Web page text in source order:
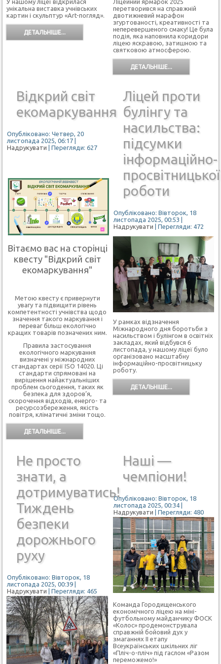
унікальна виставка учнівських
картин і скульптур «Art-погляд».
ДЕТАЛЬНІШЕ...
перетворився на справжній
двотижневий марафон
згуртованості, креативності та
неперевершеного смаку! Це була
подія, яка наповнила коридори
ліцею яскравою, затишною та
святковою атмосферою.
ДЕТАЛЬНІШЕ...
Відкрий світ
екомаркування
Опубліковано: Четвер, 20
листопада 2025, 06:17 |
Надрукувати | Перегляди: 627
Вітаємо вас на сторінці
квесту "Відкрий світ
екомаркування"
Метою квесту є привернути
увагу та підвищити рівень
компетентності учнівства щодо
значення такого маркування і
переваг більш екологічно
кращих товарів позначених ним.
Правила застосування
екологічного маркування
визначені у міжнародних
стандартах серії ISO 14020. Ці
стандарти спрямовані на
вирішення найактуальніших
проблем сьогодення, таких як
безпека для здоров’я,
скорочення відходів, енерго- та
ресурсозбереження, якість
повітря, кліматичні зміни тощо.
ДЕТАЛЬНІШЕ...
Ліцей проти
булінгу та
насильства:
підсумки
інформаційно-
просвітницької
роботи
Опубліковано: Вівторок, 18
листопада 2025, 00:53 |
Надрукувати | Перегляди: 472
У рамках відзначення
Міжнародного дня боротьби з
насильством і булінгом в освітніх
закладах, який відбувся 6
листопада, у нашому ліцеї було
організовано масштабну
інформаційно-просвітницьку
роботу.
ДЕТАЛЬНІШЕ...
Не просто
знати, а
дотримуватись!
Тиждень
безпеки
дорожнього
руху
Опубліковано: Вівторок, 18
листопада 2025, 00:39 |
Надрукувати | Перегляди: 465
Наші —
чемпіони!
Опубліковано: Вівторок, 18
листопада 2025, 00:34|
Надрукувати | Перегляди: 480
Команда Городищенського
економічного ліцею на міні-
футбольному майданчику ФОСК
«Колос» продемонструвала
справжній бойовий дух у
змаганнях ІІ етапу
Всеукраїнських шкільних ліг
«Пліч-о-пліч» під гаслом «Разом
переможемо!»